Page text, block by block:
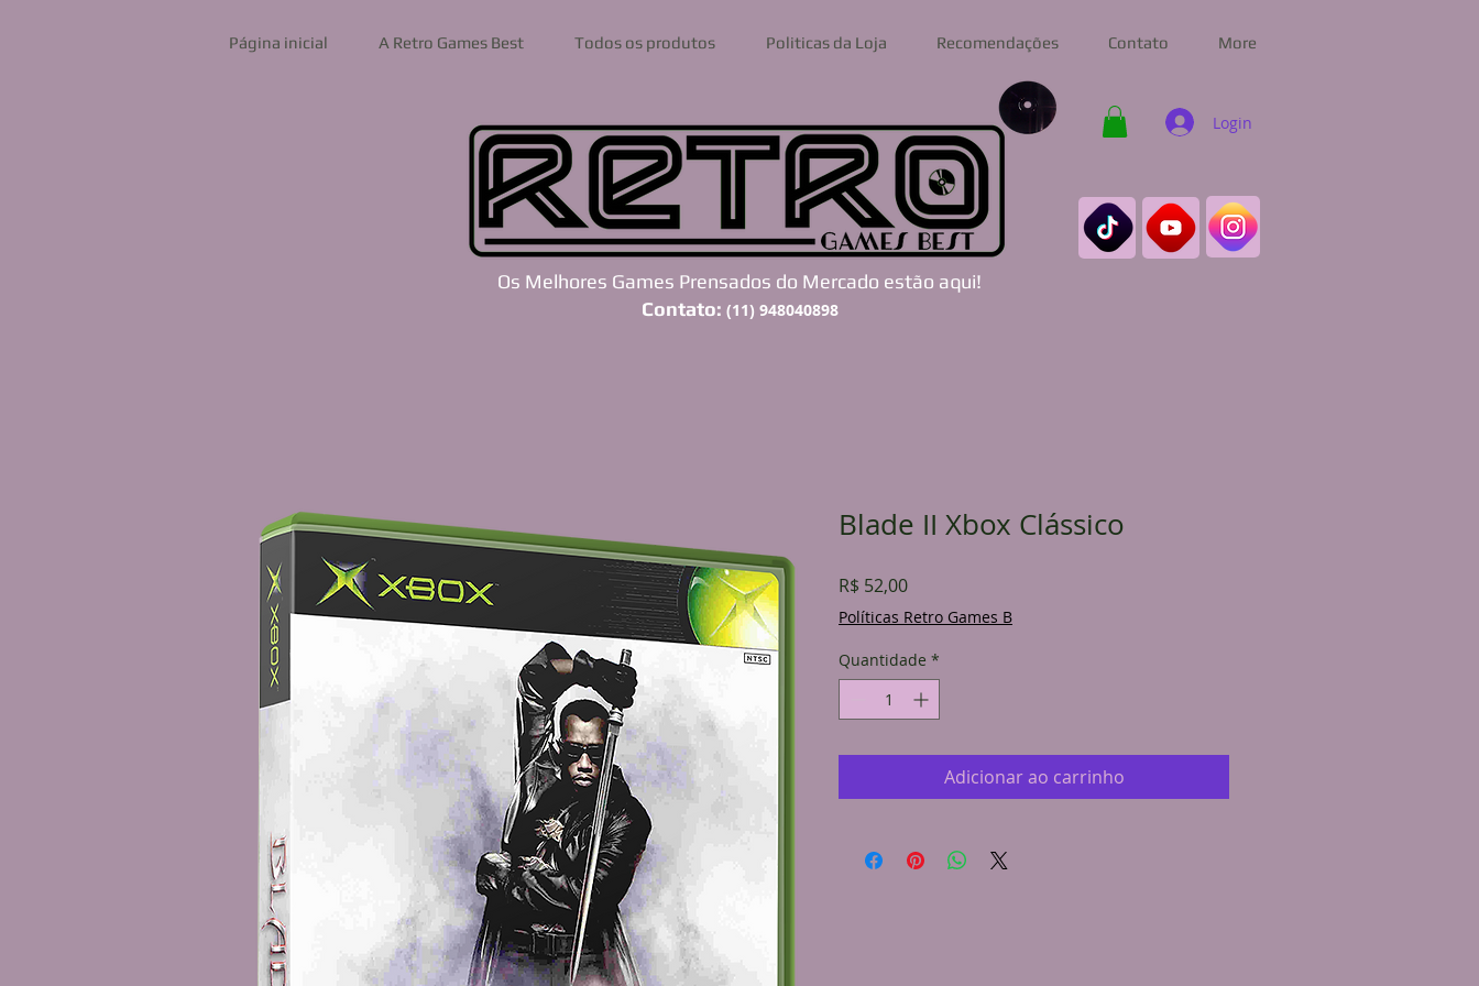
Página inicial A Retro Games Best Todos os produtos Politicas da Loja Recomendações Contato More
Login
Os Melhores Games Prensados do Mercado estão aqui!
Contato: (11) 948040898
Blade II Xbox Clássico
R$ 52,00Preço
Políticas Retro Games B
Quantidade *
Adicionar ao carrinho